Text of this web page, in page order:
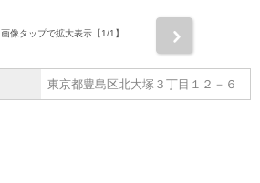
画像タップで拡大表示【1/1】
東京都豊島区北大塚３丁目１２－６